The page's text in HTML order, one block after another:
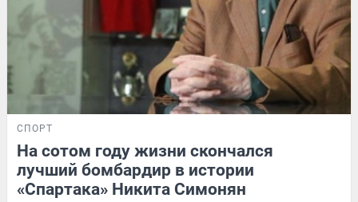
СПОРТ
На сотом году жизни скончался
лучший бомбардир в истории
«Спартака» Никита Симонян